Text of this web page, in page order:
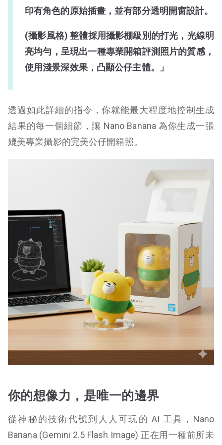
印有角色的原始插畫，並有部分透明開窗設計。
(攝影風格) 整體採用攝影棚級別的打光，光線明
亮均勻，呈現出一種專業開箱評測照片的質感，
使用淺景深效果，凸顯公仔主體。」
透過如此詳細的指令，你就能最大程度地控制生成
結果的每一個細節，讓 Nano Banana 為你生成一張
媲美專業攝影的完美公仔開箱照。
你的想像力，是唯一的邊界
從神秘的技術代號到人人可玩的 AI 工具，Nano
Banana (Gemini 2.5 Flash Image) 正在用一種前所未